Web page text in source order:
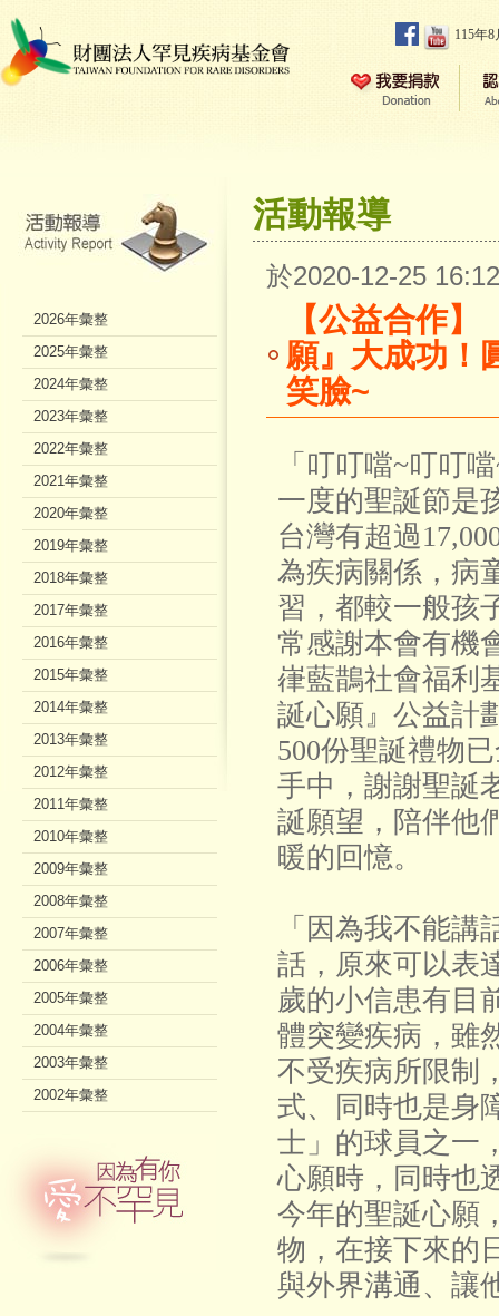
115年
活動報導
於2020-12-25
【公益合作
願』大成功！
笑臉~
「叮叮噹~叮叮
一度的聖誕節是
台灣有超過
為疾病關係，病
習，都較一般孩
常感謝本會有機
嵂藍鵲社會福利
誕心願』公益計
500份聖誕禮物
手中，謝謝聖誕
誕願望，陪伴他
暖的回憶。
「因為我不能
話，原來可以表
歲的小信患有目
體突變疾病，雖
不受疾病所限制
式、同時也是身
士」的球員之一
心願時，同時也
今年的聖誕心願
物，在接下來的
與外界溝通、讓
2026年彙整
2025年彙整
2024年彙整
2023年彙整
2022年彙整
2021年彙整
2020年彙整
2019年彙整
2018年彙整
2017年彙整
2016年彙整
2015年彙整
2014年彙整
2013年彙整
2012年彙整
2011年彙整
2010年彙整
2009年彙整
2008年彙整
2007年彙整
2006年彙整
2005年彙整
2004年彙整
2003年彙整
2002年彙整